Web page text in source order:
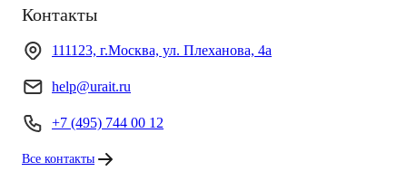
Контакты
111123, г.Москва, ул. Плеханова, 4а
help@urait.ru
+7 (495) 744 00 12
Все контакты